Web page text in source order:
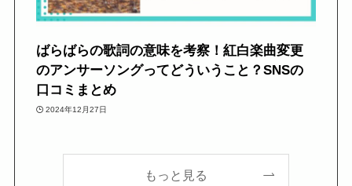
ばらばらの歌詞の意味を考察！紅白楽曲変更
のアンサーソングってどういうこと？SNSの
口コミまとめ
2024年12月27日
もっと見る